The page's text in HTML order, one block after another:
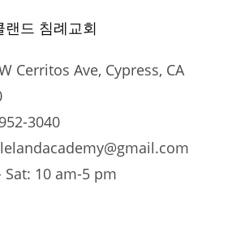
랜드 침례교회
Cerritos Ave, Cypress, CA
3040
Sat: 10 am-5 pm